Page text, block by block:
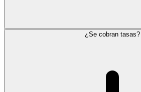
¿Se cobran tasas?